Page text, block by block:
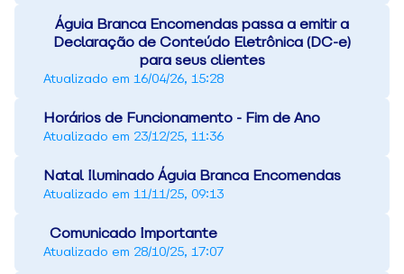
Águia Branca Encomendas passa a emitir a
Declaração de Conteúdo Eletrônica (DC-e)
para seus clientes
Atualizado em 16/04/26, 15:28
Horários de Funcionamento - Fim de Ano
Atualizado em 23/12/25, 11:36
Natal Iluminado Águia Branca Encomendas
Atualizado em 11/11/25, 09:13
Comunicado Importante
Atualizado em 28/10/25, 17:07